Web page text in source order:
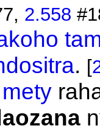
2.558
. [
mety